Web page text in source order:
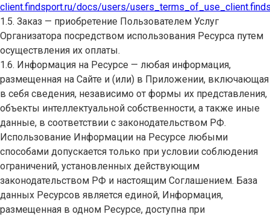
client.findsport.ru/docs/users/
1.5. Заказ — приобретение Пользователем Услуг
Организатора посредством использования Ресурса путем
осуществления их оплаты.
1.6. Информация на Ресурсе — любая информация,
размещенная на Сайте и (или) в Приложении, включающая
в себя сведения, независимо от формы их представления,
объекты интеллектуальной собственности, а также иные
данные, в соответствии с законодательством РФ.
Использование Информации на Ресурсе любыми
способами допускается только при условии соблюдения
ограничений, установленных действующим
законодательством РФ и настоящим Соглашением. База
данных Ресурсов является единой, Информация,
размещенная в одном Ресурсе, доступна при